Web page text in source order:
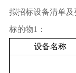
拟招标设备清单及
标的物1 ：
设备名称